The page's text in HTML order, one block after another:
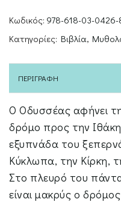
Κωδικός: 978-618-03-0426-
Κατηγορίες: Βιβλία,
ΠΕΡΙΓΡΑΦΉ
Ο Οδυσσέας αφήνει
δρόμο προς την
εξυπνάδα του
Κύκλωπα, την Κίρκη,
Στο πλευρό του
είναι μακρύς ο